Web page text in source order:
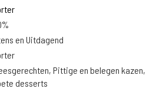
en Uitdagend
Pittige en belegen kazen,
desserts